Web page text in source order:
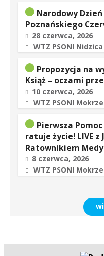
Narodowy
Poznańskiego
28 czerwca, 2026
WTZ PSONI Nidzica
Propozycja na
Książ – oczami
10 czerwca, 2026
WTZ PSONI
Pierwsza
ratuje życie! LIVE z
Ratownikiem
8 czerwca, 2026
WTZ PSONI